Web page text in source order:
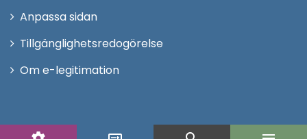
Anpassa sidan
Tillgänglighetsredogörelse
Om e-legitimation